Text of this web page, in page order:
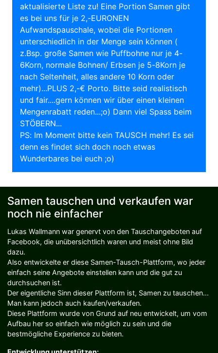
aktualisierte Liste zu! Eine Portion Samen gibt
es bei uns für je 2,-EURONEN
Aufwandspauschale, wobei die Portionen
unterschiedlich in der Menge sein können (
z.Bsp. große Samen wie Puffbohne nur je 4-
6Korn, normale Bohnen/ Erbsen je 5-8Korn je
nach Seltenheit, alles andere 10 Korn oder
mehr)...PLUS 2,-€ Porto. Bitte seid realistisch
und fair....gern können wir über einen kleinen
Mengenrabatt reden...;o) Dann viel Spass beim
STÖBERN...
PS: Im Moment bitte kein TAUSCH mehr! Es sei
denn es findet sich doch noch etwas
Wunderbares bei euch ;o)
Samen tauschen und verkaufen war
noch nie einfacher
Lukas Wallmann war genervt von den Tauschangeboten auf
Facebook, die unübersichtlich waren und meist ohne Bild
dazu.
Also entwickelte er diese Samen-Tausch-Plattform, wo jeder
einfach seine Angebote einstellen kann und die gut zu
durchsuchen ist.
Der eigentliche Sinn dieser Plattform ist, Samen zu tauschen...
Man kann jedoch auch kaufen/verkaufen.
Diese Plattform wurde von Grund auf neu entwickelt, um vom
Aufbau her so einfach wie möglich zu sein und die
bestmögliche Experience zu bieten.